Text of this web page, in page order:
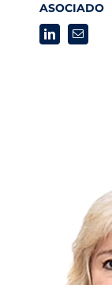
ASOCIADO